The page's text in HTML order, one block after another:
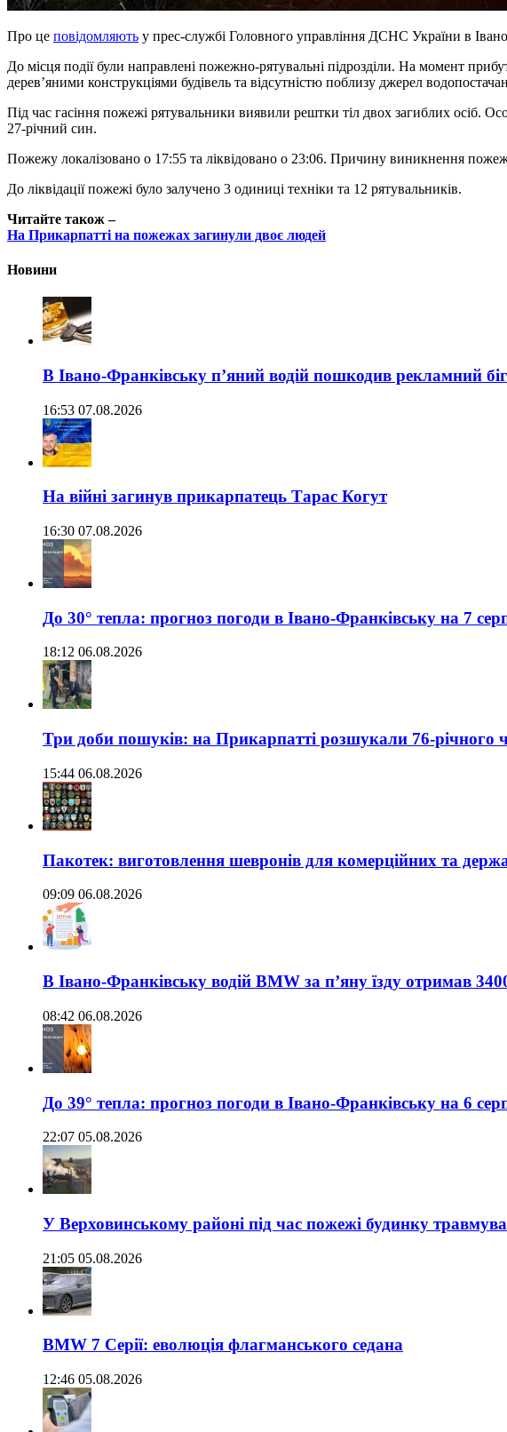
Про це повідомляють у прес-службі Головного управління ДСНС України в
До місця події були направлені пожежно-рятувальні підрозділи. На момент
дерев’яними конструкціями будівель та відсутністю поблизу джерел
Під час гасіння пожежі рятувальники виявили рештки тіл двох загиблих осіб.
27-річний син.
Пожежу локалізовано о 17:55 та ліквідовано о 23:06. Причину виникнення
До ліквідації пожежі було залучено 3 одиниці техніки та 12 рятувальників.
Читайте також –
На Прикарпатті на пожежах загинули двоє людей
Новини
В Івано-Франківську п’яний водій пошкодив рекламний
16:53 07.08.2026
На війні загинув прикарпатець Тарас Когут
16:30 07.08.2026
До 30° тепла: прогноз погоди в Івано-Франківську на 7
18:12 06.08.2026
Три доби пошуків: на Прикарпатті розшукали 76-річного
15:44 06.08.2026
Пакотек: виготовлення шевронів для комерційних та
09:09 06.08.2026
В Івано-Франківську водій BMW за п’яну їзду отримав
08:42 06.08.2026
До 39° тепла: прогноз погоди в Івано-Франківську на 6
22:07 05.08.2026
У Верховинському районі під час пожежі будинку
21:05 05.08.2026
BMW 7 Серії: еволюція флагманського седана
12:46 05.08.2026